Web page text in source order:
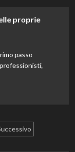
proprie
passo